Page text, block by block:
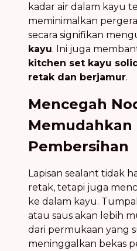
kadar air dalam kayu
meminimalkan
secara signifikan
kayu. Ini juga
kitchen set kayu
retak dan berjamur.
Mencegah
Memudahkan
Pembersihan
Lapisan sealant tidak
retak, tetapi juga
ke dalam kayu.
atau saus akan lebih
dari permukaan yang
meninggalkan bekas